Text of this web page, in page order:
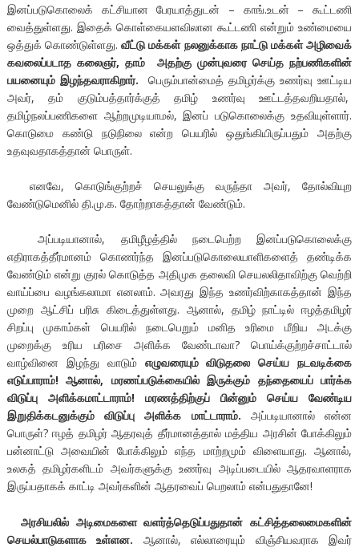
இனப்படுகொலைக் கட்சியான பேரயாத்துடன் – காங்.உடன் – கூட்டணி
வைத்துள்ளது. இதைக் கொள்கையளவிலான கூட்டணி என்றும் உண்மையை
ஒத்துக் கொண்டுள்ளது.வீட்டு மக்கள் நலனுக்காக நாட்டு மக்கள் அழிவைக்
கவலைப்படாத கலைஞர், தாம் அதற்கு முன்புவரை செய்த நற்பணிகளின்
பயனையும் இழந்தவராகிறார். பெரும்பான்மைத் தமிழர்க்கு உணர்வு ஊட்டிய
அவர், தம் குடும்பத்தார்க்குத் தமிழ் உணர்வு ஊட்டத்தவறியதால்,
தமிழ்நலப்பணிகளை ஆற்றமுடியாமல், இனப் படுகொலைக்கு உதவியுள்ளார்.
கொடுமை கண்டு நடுநிலை என்ற பெயரில் ஒதுங்கியிருப்பதும் அதற்கு
உதவுவதாகத்தான் பொருள்.
எனவே, கொடுங்குற்றச் செயலுக்கு வருந்தா அவர், தோல்வியுற
வேண்டுமெனில் தி.மு.க. தோற்றாகத்தான் வேண்டும்.
அப்படியானால், தமிழீழத்தில் நடைபெற்ற இனப்படுகொலைக்கு
எதிராகத்தீர்மானம் கொணர்ந்த இனப்படுகொலையாளிகளைத் தண்டிக்க
வேண்டும் என்று குரல் கொடுத்த அதிமுக தலைவி செயலலிதாவிற்கு வெற்றி
வாய்ப்பை வழங்கலாமா எனலாம். அவரது இந்த உணர்விற்காகத்தான் இந்த
முறை ஆட்சிப் பரிசு கிடைத்துள்ளது. ஆனால், தமிழ் நாட்டில் ஈழத்தமிழர்
சிறப்பு முகாம்கள் பெயரில் நடைபெறும் மனித உரிமை மீறிய அடக்கு
முறைக்கு உரிய பரிசை அளிக்க வேண்டாவா? பொய்க்குற்றச்சாட்டால்
வாழ்வினை இழந்து வாடும் எழுவரையும் விடுதலை செய்ய நடவடிக்கை
எடுப்பாராம்! ஆனால், மரணப்படுக்கையில் இருக்கும் தந்தையைப் பார்க்க
விடுப்பு அளிக்கமாட்டாராம்! மரணத்திற்குப் பின்னும் செய்ய வேண்டிய
இறுதிக்கடனுக்கும் விடுப்பு அளிக்க மாட்டாராம். அப்படியானால் என்ன
பொருள்? ஈழத் தமிழர் ஆதரவுத் தீர்மானத்தால் மத்திய அரசின் போக்கிலும்
பன்னாட்டு அவையின் போக்கிலும் எந்த மாற்றமும் விளையாது. ஆனால்,
உலகத் தமிழர்களிடம் அவர்களுக்கு உணர்வு அடிப்படையில் ஆதரவாளராக
இருப்பதாகக் காட்டி அவர்களின் ஆதரவைப் பெறலாம் என்பதுதானே!
அரசியலில் அடிமைகளை வளர்த்தெடுப்பதுதான் கட்சித்தலைமைகளின்
செயல்பாடுகளாக உள்ளன. ஆனால், எல்லாரையும் விஞ்சியவராக இவர்